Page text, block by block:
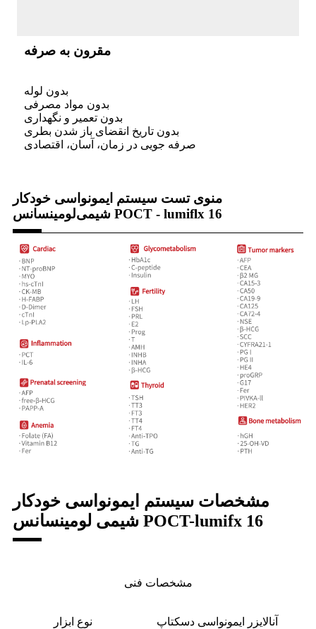
مقرون به صرفه
بدون لوله
بدون مواد مصرفی
بدون تعمیر و نگهداری
بدون تاریخ انقضای باز شدن بطری
صرفه جویی در زمان، آسان، اقتصادی
منوی تست سیستم ایمونواسی خودکار
شیمی‌لومینسانس POCT - lumiflx 16
مشخصات سیستم ایمونواسی خودکار
شیمی لومینسانس POCT-lumifx 16
مشخصات فنی
نوع ابزار آنالایزر ایمونواسی دسکتاپ